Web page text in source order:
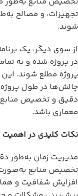
تجهیزات، و مصالح
شوند.
از سوی دیگر، یک
در پروژه شده و به
پروژه مطلع شوند.
چالش‌ها در طول پروژه
دقیق و تخصیص منابع
معماری باشد.
نکات کلیدی در
مدیریت زمان به‌طور
تخصیص منابع
افزایش شفافیت و